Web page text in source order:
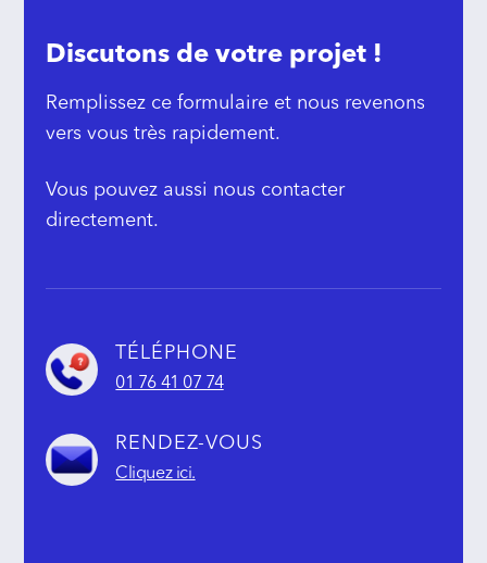
Discutons de votre projet !
Remplissez ce formulaire et nous revenons
vers vous très rapidement.
Vous pouvez aussi nous contacter
directement.
TÉLÉPHONE
01 76 41 07 74
RENDEZ-VOUS
Cliquez ici.